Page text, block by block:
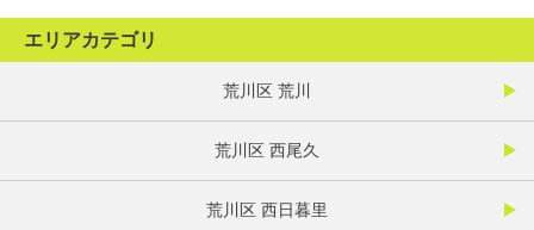
エリアカテゴリ
荒川区 荒川
荒川区 西尾久
荒川区 西日暮里